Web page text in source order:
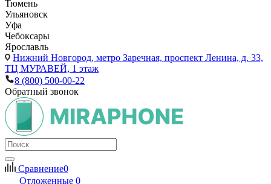
Тюмень
Ульяновск
Уфа
Чебоксары
Ярославль
Нижний Новгород, метро Заречная, проспект Ленина, д. 33,
ТЦ МУРАВЕЙ, 1 этаж
8 (800) 500-00-22
Обратный звонок
Сравнение0
Отложенные 0